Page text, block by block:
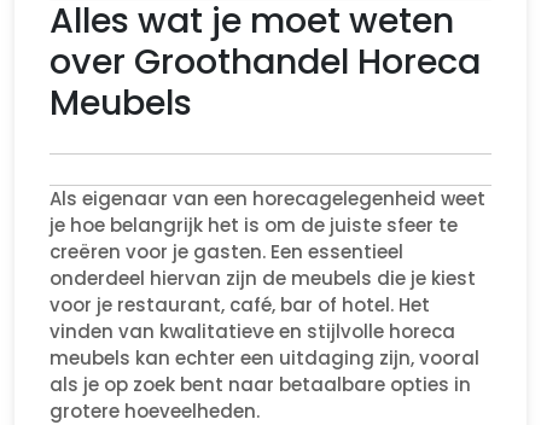
Alles wat je moet weten
over Groothandel Horeca
Meubels
Als eigenaar van een horecagelegenheid weet
je hoe belangrijk het is om de juiste sfeer te
creëren voor je gasten. Een essentieel
onderdeel hiervan zijn de meubels die je kiest
voor je restaurant, café, bar of hotel. Het
vinden van kwalitatieve en stijlvolle horeca
meubels kan echter een uitdaging zijn, vooral
als je op zoek bent naar betaalbare opties in
grotere hoeveelheden.